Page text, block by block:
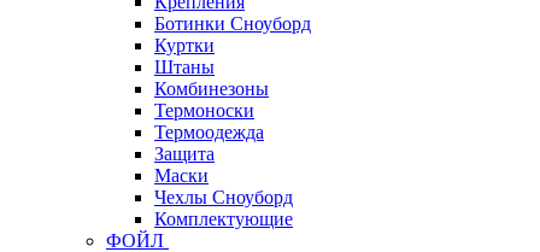
Ботинки Сноуборд
Куртки
Штаны
Комбинезоны
Термоноски
Термоодежда
Защита
Маски
Чехлы Сноуборд
Комплектующие
ФОЙЛ